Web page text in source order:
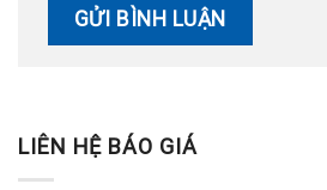
LIÊN HỆ BÁO GIÁ